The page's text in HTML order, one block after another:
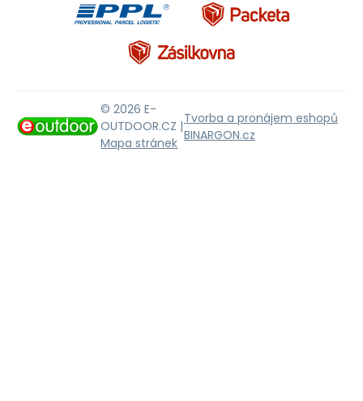
© 2026 E-
OUTDOOR.CZ |
Mapa stránek
Tvorba a pronájem eshopů
BINARGON.cz